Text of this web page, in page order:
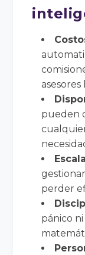
pueden
perder
pánico